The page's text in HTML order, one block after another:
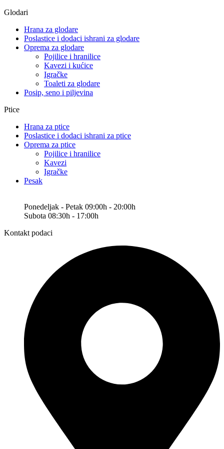
Glodari
Hrana za glodare
Poslastice i dodaci ishrani za glodare
Oprema za glodare
Pojilice i hranilice
Kavezi i kućice
Igračke
Toaleti za glodare
Posip, seno i piljevina
Ptice
Hrana za ptice
Poslastice i dodaci ishrani za ptice
Oprema za ptice
Pojilice i hranilice
Kavezi
Igračke
Pesak
Ponedeljak - Petak 09:00h - 20:00h
Subota 08:30h - 17:00h
Kontakt podaci